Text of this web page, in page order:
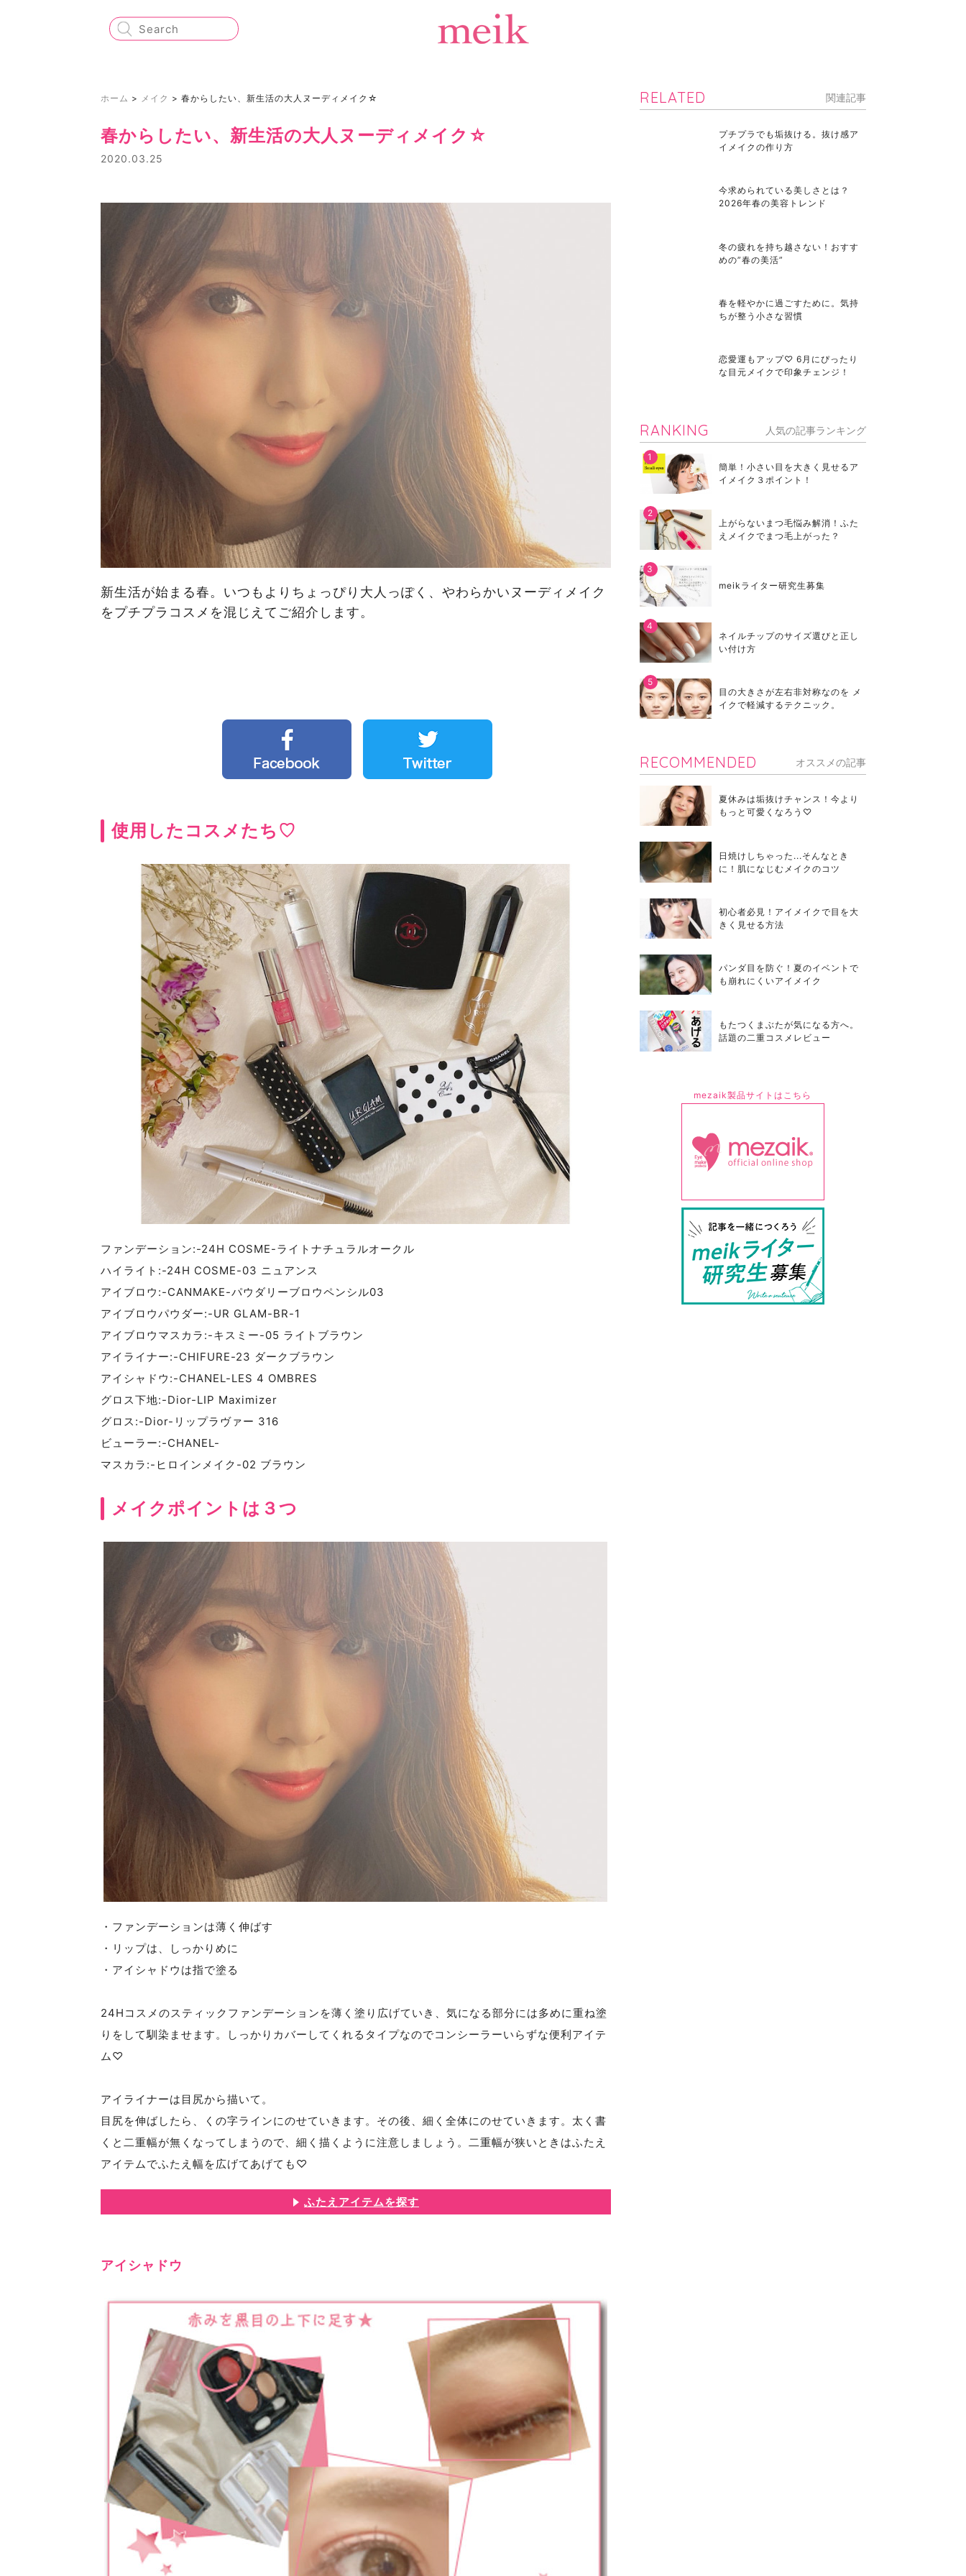
ホーム > メイク > 春からしたい、新生活の大人ヌーディメイク☆
春からしたい、新生活の大人ヌーディメイク☆
2020.03.25
新生活が始まる春。いつもよりちょっぴり大人っぽく、やわらかいヌーディメイク
をプチプラコスメを混じえてご紹介します。
使用したコスメたち♡
ファンデーション:-24H COSME-ライトナチュラルオークル
ハイライト:-24H COSME-03 ニュアンス
アイブロウ:-CANMAKE-パウダリーブロウペンシル03
アイブロウパウダー:-UR GLAM-BR-1
アイブロウマスカラ:-キスミー-05 ライトブラウン
アイライナー:-CHIFURE-23 ダークブラウン
アイシャドウ:-CHANEL-LES 4 OMBRES
グロス下地:-Dior-LIP Maximizer
グロス:-Dior-リップラヴァー 316
ビューラー:-CHANEL-
マスカラ:-ヒロインメイク-02 ブラウン
メイクポイントは３つ
・ファンデーションは薄く伸ばす
・リップは、しっかりめに
・アイシャドウは指で塗る
24Hコスメのスティックファンデーションを薄く塗り広げていき、気になる部分には多めに重ね塗
りをして馴染ませます。しっかりカバーしてくれるタイプなのでコンシーラーいらずな便利アイテ
ム♡
アイライナーは目尻から描いて。
目尻を伸ばしたら、くの字ラインにのせていきます。その後、細く全体にのせていきます。太く書
くと二重幅が無くなってしまうので、細く描くように注意しましょう。二重幅が狭いときはふたえ
アイテムでふたえ幅を広げてあげても♡
ふたえアイテムを探す
アイシャドウ
RELATED 関連記事
プチプラでも垢抜ける。抜け感ア
イメイクの作り方
今求められている美しさとは？
2026年春の美容トレンド
冬の疲れを持ち越さない！おすす
めの”春の美活”
春を軽やかに過ごすために。気持
ちが整う小さな習慣
恋愛運もアップ♡ 6月にぴったり
な目元メイクで印象チェンジ！
RANKING 人気の記事ランキング
簡単！小さい目を大きく見せるア
イメイク３ポイント！
上がらないまつ毛悩み解消！ふた
えメイクでまつ毛上がった？
meikライター研究生募集
ネイルチップのサイズ選びと正し
い付け方
目の大きさが左右非対称なのを メ
イクで軽減するテクニック。
RECOMMENDED オススメの記事
夏休みは垢抜けチャンス！今より
もっと可愛くなろう♡
日焼けしちゃった...そんなとき
に！肌になじむメイクのコツ
初心者必見！アイメイクで目を大
きく見せる方法
パンダ目を防ぐ！夏のイベントで
も崩れにくいアイメイク
もたつくまぶたが気になる方へ。
話題の二重コスメレビュー
mezaik製品サイトはこちら